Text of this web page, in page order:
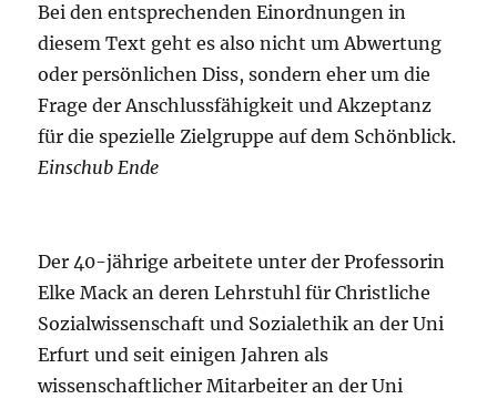
Bei den entsprechenden Einordnungen in
diesem Text geht es also nicht um Abwertung
oder persönlichen Diss, sondern eher um die
Frage der Anschlussfähigkeit und Akzeptanz
für die spezielle Zielgruppe auf dem Schönblick.
Einschub Ende
Der 40-jährige arbeitete unter der Professorin
Elke Mack an deren Lehrstuhl für Christliche
Sozialwissenschaft und Sozialethik an der Uni
Erfurt und seit einigen Jahren als
wissenschaftlicher Mitarbeiter an der Uni